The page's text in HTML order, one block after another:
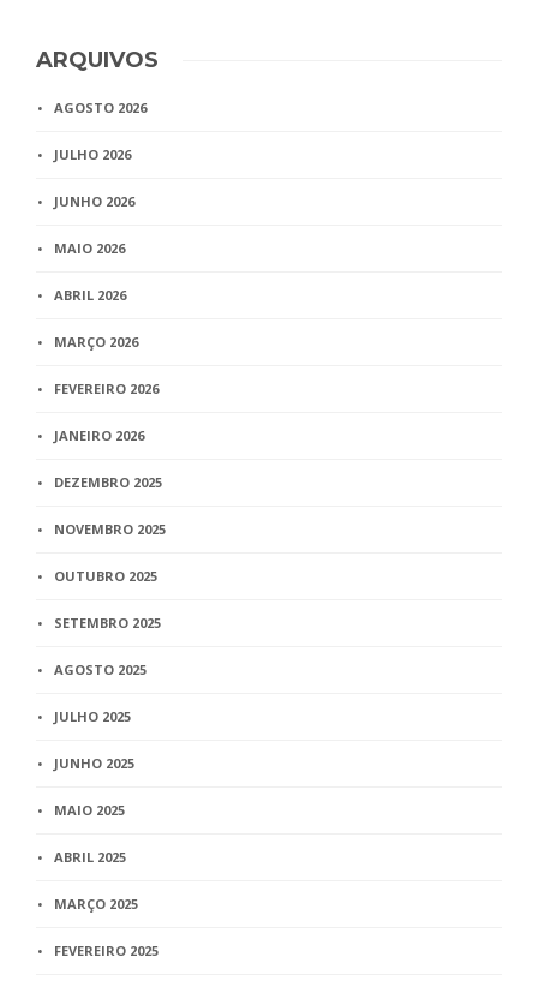
ARQUIVOS
AGOSTO 2026
JULHO 2026
JUNHO 2026
MAIO 2026
ABRIL 2026
MARÇO 2026
FEVEREIRO 2026
JANEIRO 2026
DEZEMBRO 2025
NOVEMBRO 2025
OUTUBRO 2025
SETEMBRO 2025
AGOSTO 2025
JULHO 2025
JUNHO 2025
MAIO 2025
ABRIL 2025
MARÇO 2025
FEVEREIRO 2025